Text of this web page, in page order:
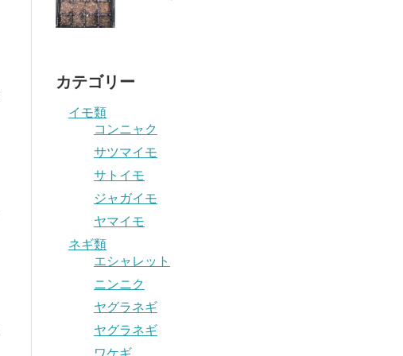
カテゴリー
イモ類
コンニャク
サツマイモ
サトイモ
ジャガイモ
ヤマイモ
ネギ類
エシャレット
ニンニク
ヤグラネギ
ヤグラネギ
ワケギ